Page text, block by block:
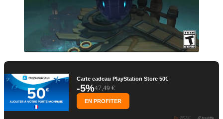
Carte cadeau PlayStation Store 50€
-5%47,49 €
EN PROFITER